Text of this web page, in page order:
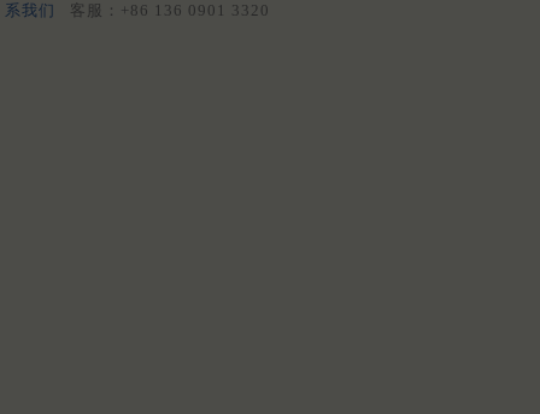
系我们
客服：+86 136 0901 3320